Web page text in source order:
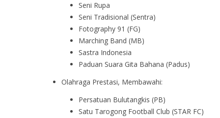
Seni Rupa
Seni Tradisional (Sentra)
Fotography 91 (FG)
Marching Band (MB)
Sastra Indonesia
Paduan Suara Gita Bahana (Padus)
Olahraga Prestasi, Membawahi:
Persatuan Bulutangkis (PB)
Satu Tarogong Football Club (STAR FC)